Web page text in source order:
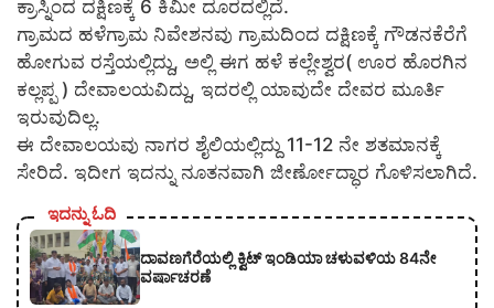
ಕ್ರಾಸ್ನಿಂದ ದಕ್ಷಿಣಕ್ಕೆ 6 ಕಿಮೀ ದೂರದಲ್ಲಿದೆ.
ಗ್ರಾಮದ ಹಳೆಗ್ರಾಮ ನಿವೇಶನವು ಗ್ರಾಮದಿಂದ ದಕ್ಷಿಣಕ್ಕೆ ಗೌಡನಕೆರೆಗೆ
ಹೋಗುವ ರಸ್ತೆಯಲ್ಲಿದ್ದು, ಅಲ್ಲಿ ಈಗ ಹಳೆ ಕಲ್ಲೇಶ್ವರ( ಊರ ಹೊರಗಿನ
ಕಲ್ಲಪ್ಪ ) ದೇವಾಲಯವಿದ್ದು, ಇದರಲ್ಲಿ ಯಾವುದೇ ದೇವರ ಮೂರ್ತಿ
ಇರುವುದಿಲ್ಲ.
ಈ ದೇವಾಲಯವು ನಾಗರ ಶೈಲಿಯಲ್ಲಿದ್ದು 11-12 ನೇ ಶತಮಾನಕ್ಕೆ
ಸೇರಿದೆ. ಇದೀಗ ಇದನ್ನು ನೂತನವಾಗಿ ಜೀರ್ಣೋದ್ಧಾರ ಗೊಳಿಸಲಾಗಿದೆ.
ಇದನ್ನು ಓದಿ
ದಾವಣಗೆರೆಯಲ್ಲಿ ಕ್ವಿಟ್ ಇಂಡಿಯಾ ಚಳುವಳಿಯ 84ನೇ
ವರ್ಷಾಚರಣೆ